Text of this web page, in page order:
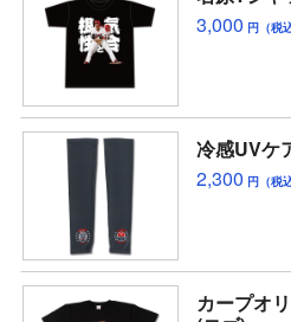
3,000 円（税
冷感UVケ
2,300 円（税
カープオ